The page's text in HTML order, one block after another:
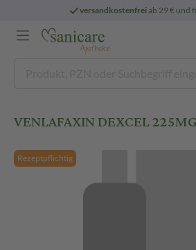
versandkostenfreiab 29 € und
VENLAFAXIN DEXCEL 225MG
Rezeptpflichtig